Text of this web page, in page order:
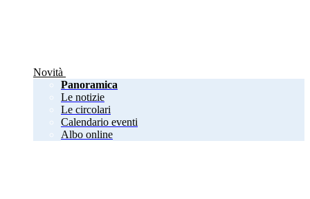
Novità
Panoramica
Le notizie
Le circolari
Calendario eventi
Albo online